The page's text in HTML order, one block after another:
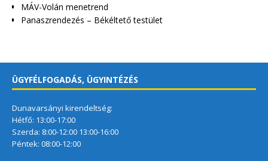
MÁV-Volán menetrend
Panaszrendezés – Békéltető testület
ÜGYFÉLFOGADÁS, ÜGYINTÉZÉS
Dunavarsányi kirendeltség:
Hétfő: 13:00-17:00
Szerda: 8:00-12:00 13:00-16:00
Péntek: 08:00-12:00